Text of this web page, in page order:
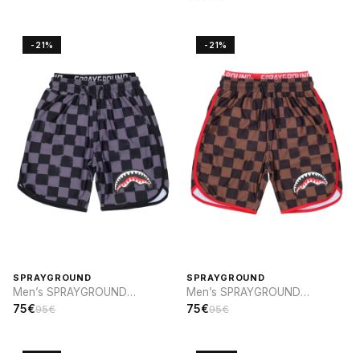
-21%
SPRAYGROUND
Men’s SPRAYGROUND
VANQUISH SWIM
75€95€
-21%
SPRAYGROUND
Men’s SPRAYGROUND
VANQUISH SWIM
75€95€